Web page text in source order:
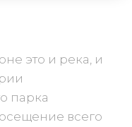
это и река, и
парка
всего